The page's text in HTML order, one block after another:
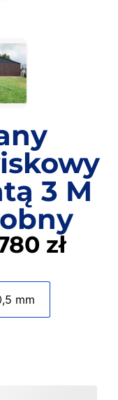
3 M
zł
mm